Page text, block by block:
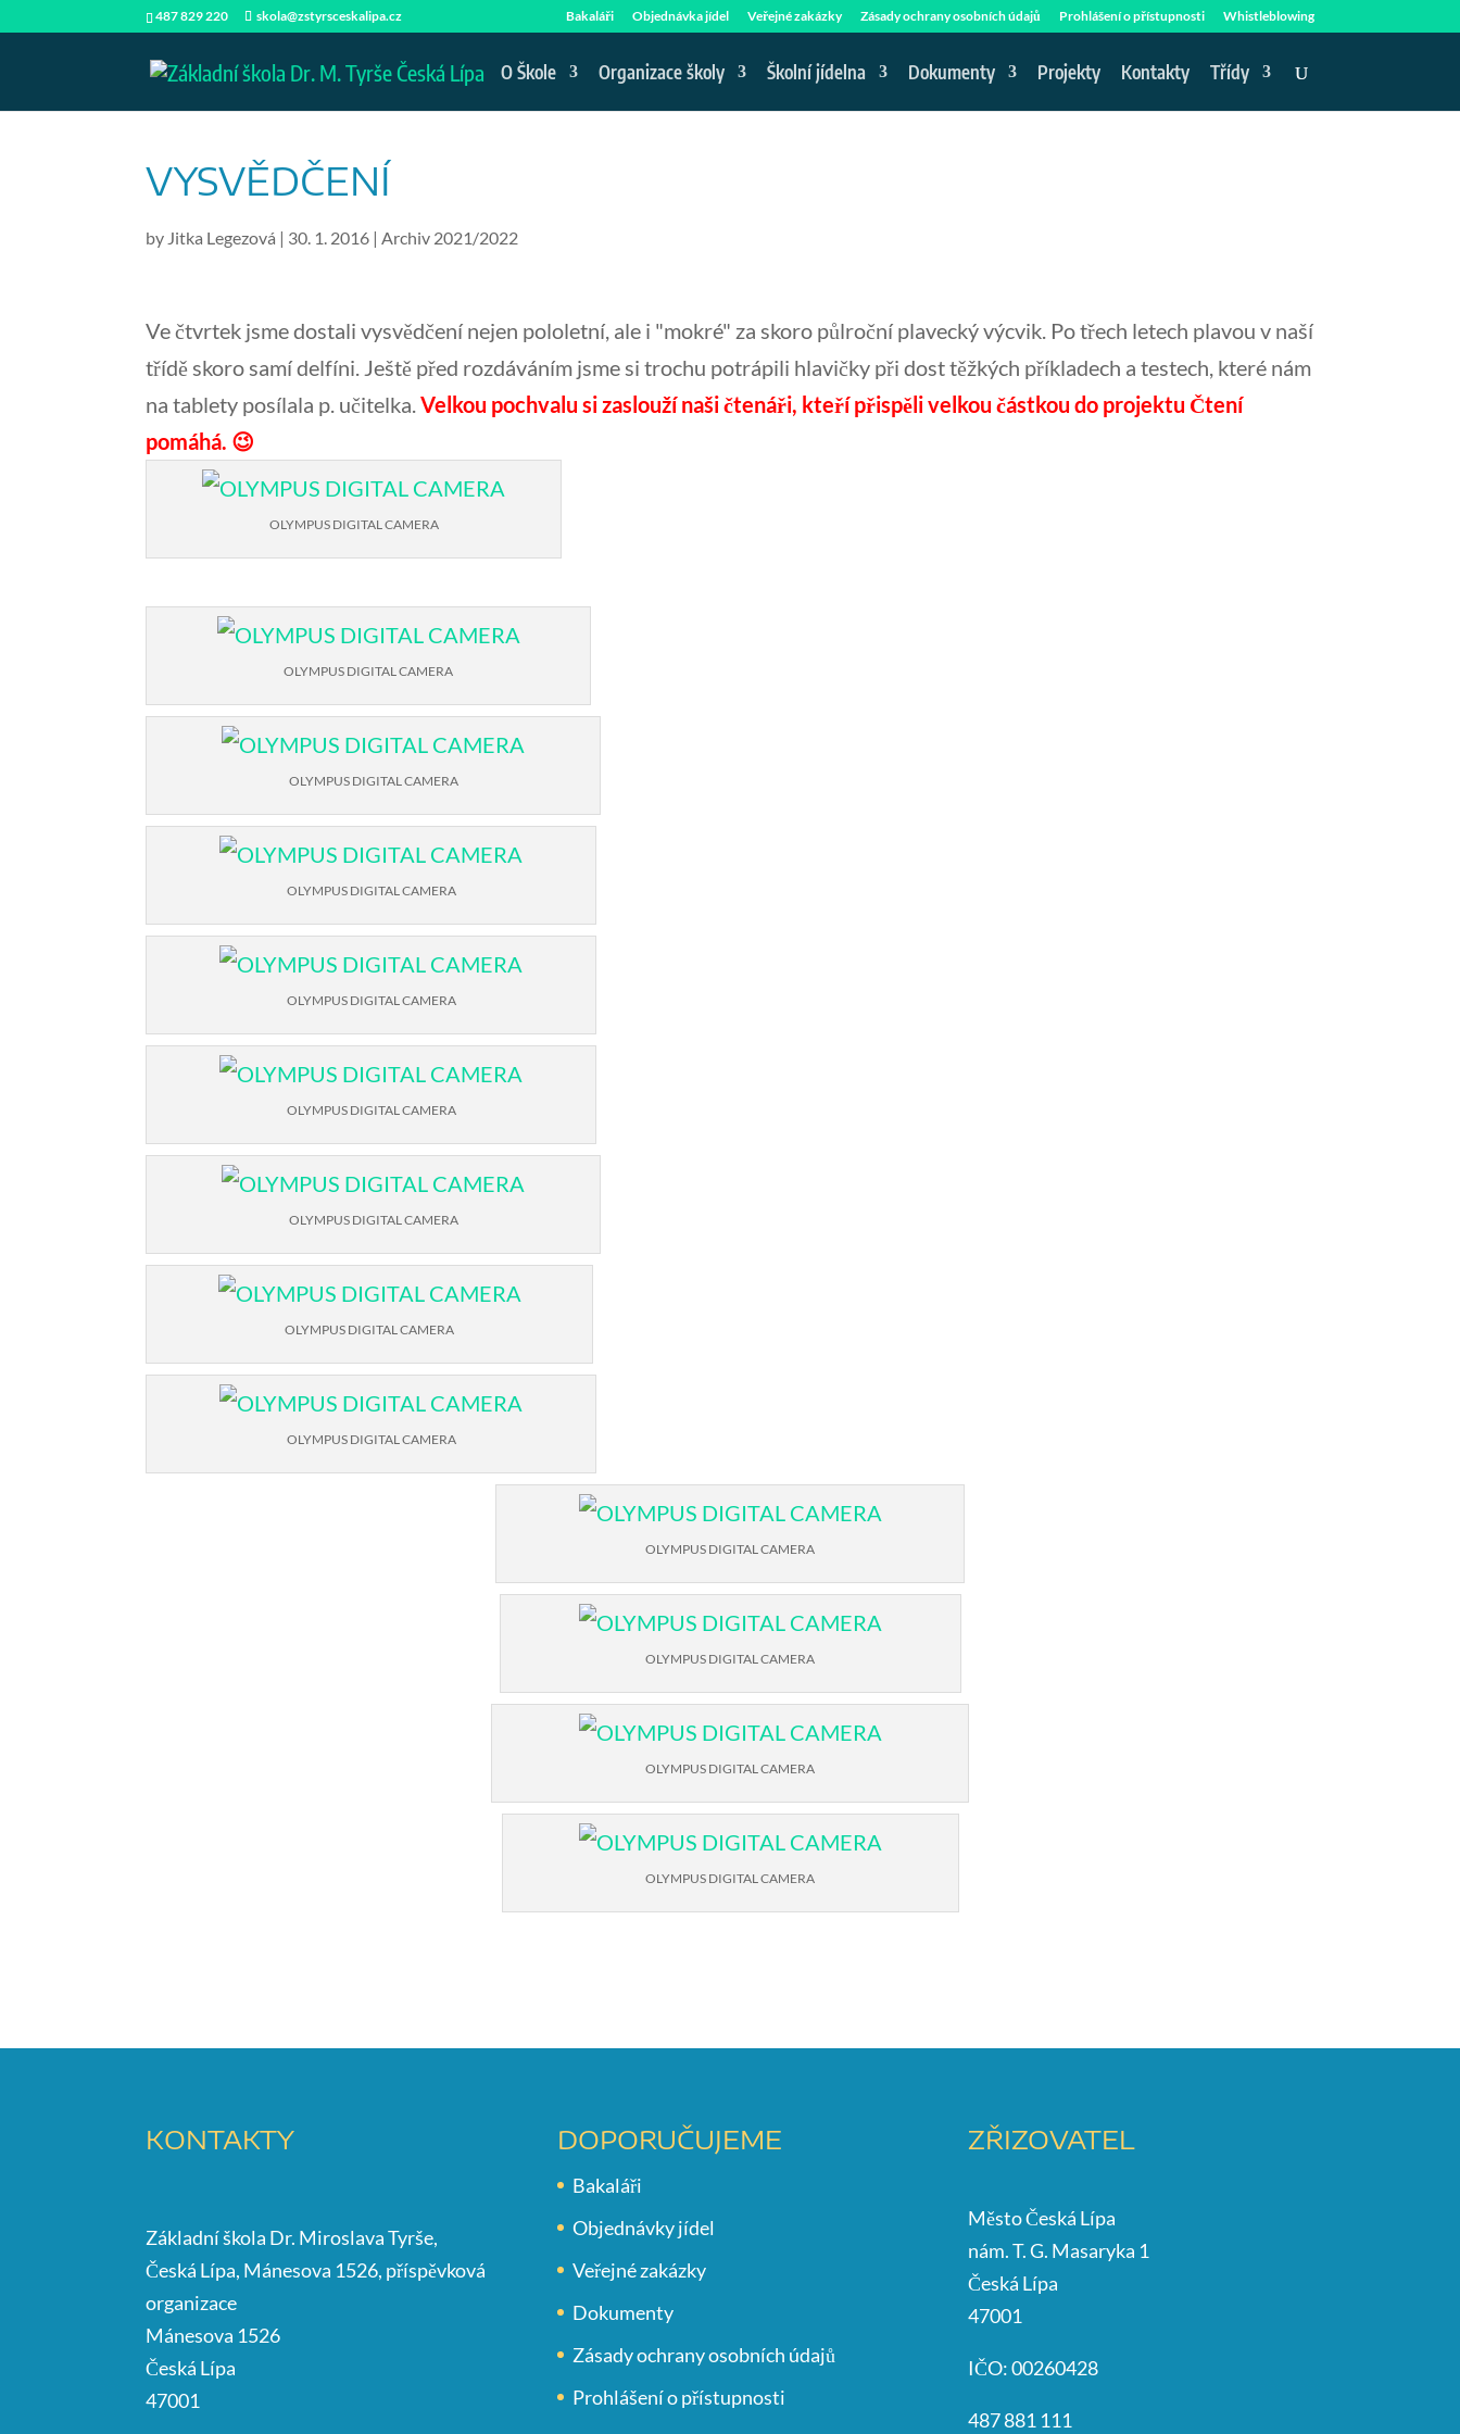
487 829 220 skola@zstyrsceskalipa.cz Bakaláři Objednávka jídel Veřejné zakázky Zásady ochrany osobních údajů Prohlášení o přístupnosti Whistleblowing
O Škole Organizace školy Školní jídelna Dokumenty Projekty Kontakty Třídy
VYSVĚDČENÍ
by Jitka Legezová | 30. 1. 2016 |Archiv 2021/2022
Ve čtvrtek jsme dostali vysvědčení nejen pololetní, ale i "mokré" za skoro půlroční plavecký výcvik. Po třech letech plavou v naší
třídě skoro samí delfíni. Ještě před rozdáváním jsme si trochu potrápili hlavičky při dost těžkých příkladech a testech, které nám
na tablety posílala p. učitelka.Velkou pochvalu si zaslouží naši čtenáři, kteří přispěli velkou částkou do projektu Čtení
pomáhá. 😉
OLYMPUS DIGITAL CAMERA
OLYMPUS DIGITAL CAMERA
OLYMPUS DIGITAL CAMERA
OLYMPUS DIGITAL CAMERA
OLYMPUS DIGITAL CAMERA
OLYMPUS DIGITAL CAMERA
OLYMPUS DIGITAL CAMERA
OLYMPUS DIGITAL CAMERA
OLYMPUS DIGITAL CAMERA
OLYMPUS DIGITAL CAMERA
OLYMPUS DIGITAL CAMERA
OLYMPUS DIGITAL CAMERA
OLYMPUS DIGITAL CAMERA
KONTAKTY
Základní škola Dr. Miroslava Tyrše,
Česká Lípa, Mánesova 1526, příspěvková
organizace
Mánesova 1526
Česká Lípa
47001
DOPORUČUJEME
Bakaláři
Objednávky jídel
Veřejné zakázky
Dokumenty
Zásady ochrany osobních údajů
Prohlášení o přístupnosti
ZŘIZOVATEL
Město Česká Lípa
nám. T. G. Masaryka 1
Česká Lípa
47001
IČO: 00260428
487 881 111